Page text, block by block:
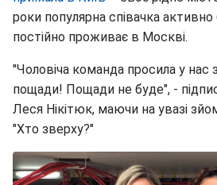
роки популярна співачка активно
постійно проживає в Москві.
"Чоловіча команда просила у
пощади! Пощади не буде", -
Леся Нікітюк, маючи на увазі
"Хто зверху?"